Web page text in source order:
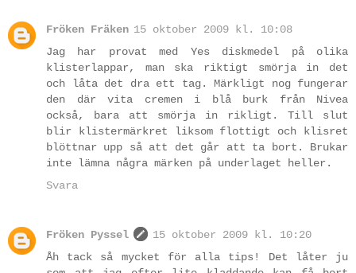
Fröken Fräken 15 oktober 2009 kl. 10:08
Jag har provat med Yes diskmedel på olika
klisterlappar, man ska riktigt smörja in det
och låta det dra ett tag. Märkligt nog fungerar
den där vita cremen i blå burk från Nivea
också, bara att smörja in rikligt. Till slut
blir klistermärkret liksom flottigt och klisret
blöttnar upp så att det går att ta bort. Brukar
inte lämna några märken på underlaget heller.
Svara
Fröken Pyssel
15 oktober 2009 kl. 10:20
Åh tack så mycket för alla tips! Det låter ju